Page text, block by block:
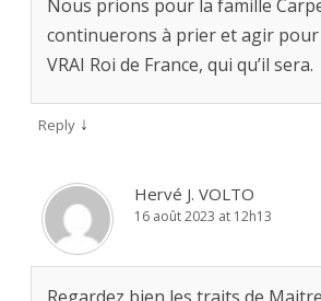
Nous prions pour la famille
continuerons à prier et agir
VRAI Roi de France, qui qu’il sera.
Reply ↓
Hervé J. VOLTO
16 août 2023 at 12h13